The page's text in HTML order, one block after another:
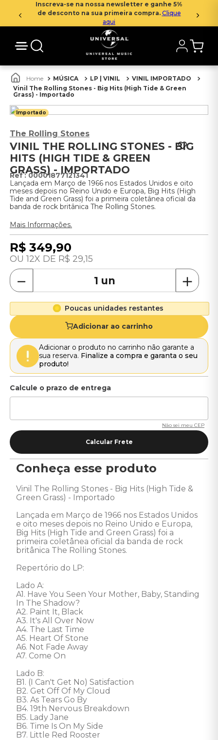
Inscreva-se na nossa newsletter e ganhe 5%
de desconto na sua primeira compra. Clique
aqui
MÚSICA LP | VINIL
VINIL IMPORTADO
Vinil The Rolling Stones - Big Hits (High Tide & Green
Grass) - Importado
Importado
The Rolling Stones
VINIL THE ROLLING STONES - BIG
HITS (HIGH TIDE & GREEN
GRASS) - IMPORTADO
:00001877121341
Lançada em Março de 1966 nos Estados Unidos e oito
meses depois no Reino Unido e Europa, Big Hits (High
Tide and Green Grass) foi a primeira coletânea oficial da
banda de rock britânica The Rolling Stones.
Mais Informações.
R$ 349,90
12 R$ 29,15
＋
－
Poucas unidades restantes
Adicionar ao carrinho
Adicionar o produto no carrinho não garante a
sua reserva. Finalize a compra e garanta o seu
produto!
Não sei meu CEP
Conheça esse produto
Vinil The Rolling Stones - Big Hits (High Tide &
Green Grass) - Importado
Lançada em Março de 1966 nos Estados Unidos
e oito meses depois no Reino Unido e Europa,
Big Hits (High Tide and Green Grass) foi a
primeira coletânea oficial da banda de rock
britânica The Rolling Stones.
Repertório do LP:
Lado A:
A1. Have You Seen Your Mother, Baby, Standing
In The Shadow?
A2. Paint It, Black
A3. It's All Over Now
A4. The Last Time
A5. Heart Of Stone
A6. Not Fade Away
A7. Come On
Lado B:
B1. (I Can't Get No) Satisfaction
B2. Get Off Of My Cloud
B3. As Tears Go By
B4. 19th Nervous Breakdown
B5. Lady Jane
B6. Time Is On My Side
B7. Little Red Rooster